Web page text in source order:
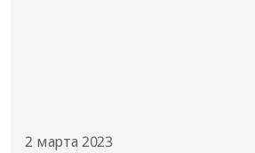
2 марта 2023